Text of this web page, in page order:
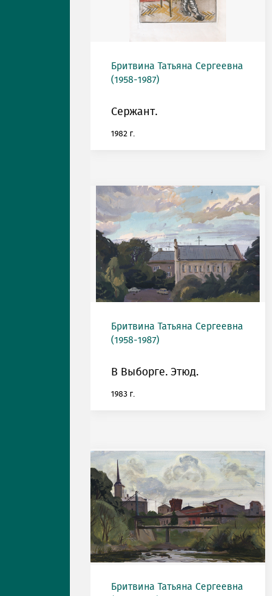
Бритвина Татьяна Сергеевна
(1958-1987)
Сержант.
1982 г.
Бритвина Татьяна Сергеевна
(1958-1987)
В Выборге. Этюд.
1983 г.
Бритвина Татьяна Сергеевна